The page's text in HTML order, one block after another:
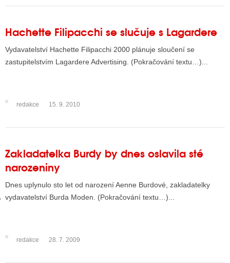
BLOGERA
DISKUTÉRA NA RADIOTV
STARŠÍCH DISKUZÍ
Hachette Filipacchi se slučuje s Lagardere
Vydavatelství Hachette Filipacchi 2000 plánuje sloučení se
zastupitelstvím Lagardere Advertising. (Pokračování textu…)...
redakce 15. 9. 2010
Zakladatelka Burdy by dnes oslavila sté
narozeniny
Dnes uplynulo sto let od narození Aenne Burdové, zakladatelky
vydavatelství Burda Moden. (Pokračování textu…)...
redakce 28. 7. 2009